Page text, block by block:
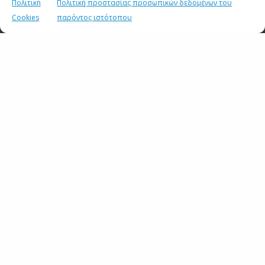
Πολιτική
Cookies
Πολιτική προστασίας προσωπικών δεδομένων του
παρόντος ιστότοπου
23 ΙΟΥΛΙΟΥ 2026